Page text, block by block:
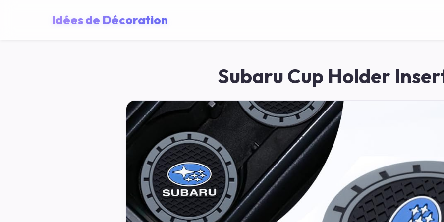
Idées de Décoration
Subaru Cup Holder